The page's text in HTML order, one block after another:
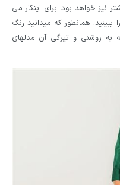
نیز خواهد بود. برای اینکار می
همانطور که میدانید رنگ
روشنی و تیرگی آن مدلهای